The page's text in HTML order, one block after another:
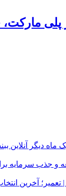
پلی
دیگر آنلاین
و جذب سرمایه
تعمیر؛ آخرین